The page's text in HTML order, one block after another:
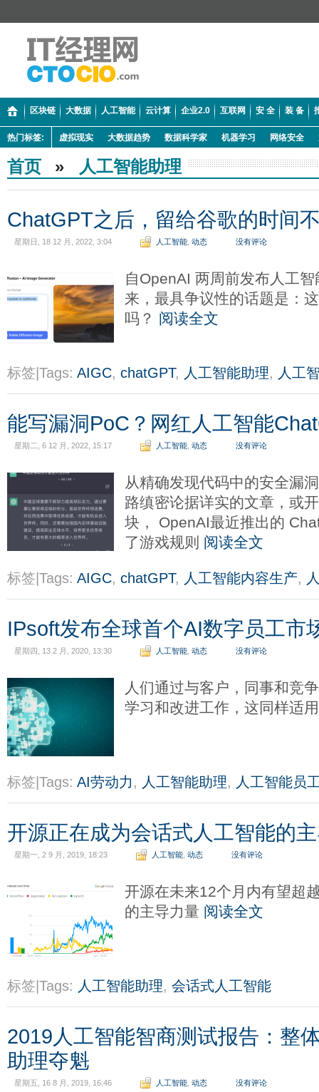
区块链 大数据 人工智能 云计算 企业2.0 互联网 安 全 装 备
热门标签: 虚拟现实 大数据趋势 数据科学家 机器学习 网络安全
首页 » 人工智能助理
ChatGPT之后，留给谷歌的时间
星期日, 18 12 月, 2022, 3:04 人工智能 动态 没有评论
自OpenAI 两周前发布人工
来，最具争议性的话题是：
吗？ 阅读全文
标签|Tags: AIGC, chatGPT, 人工智能助理, 人工
能写漏洞PoC？网红人工智能
星期二, 6 12 月, 2022, 15:17 人工智能 动态 没有评论
从精确发现代码中的安全漏
路缜密论据详实的文章，或
块， OpenAI最近推出的
了游戏规则 阅读全文
标签|Tags: AIGC, chatGPT, 人工智能内容生产,
IPsoft发布全球首个AI数字员工市
星期四, 13 2 月, 2020, 13:30 人工智能 动态 没有评论
人们通过与客户，同事和竞
学习和改进工作，这同样适
标签|Tags: AI劳动力 , 人工智能助理, 人工智能员
开源正在成为会话式人工智能的
星期一, 2 9 月, 2019, 18:23 人工智能 动态 没有评论
开源在未来12个月内有望超
的主导力量 阅读全文
标签|Tags: 人工智能助理, 会话式人工智能
2019人工智能智商测试报告：整
助理夺魁
星期五, 16 8 月, 2019, 16:46 人工智能 动态 没有评论